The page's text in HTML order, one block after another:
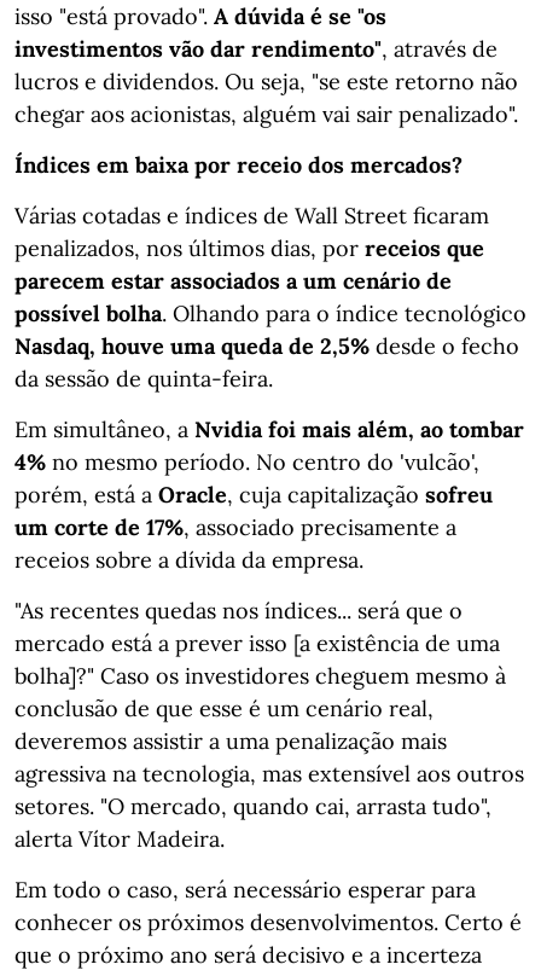
isso "está provado". A dúvida é se "os
investimentos vão dar rendimento", através de
lucros e dividendos. Ou seja, "se este retorno não
chegar aos acionistas, alguém vai sair penalizado".
Índices em baixa por receio dos mercados?
Várias cotadas e índices de Wall Street ficaram
penalizados, nos últimos dias, por receios que
parecem estar associados a um cenário de
possível bolha. Olhando para o índice tecnológico
Nasdaq, houve uma queda de 2,5% desde o fecho
da sessão de quinta-feira.
Em simultâneo, a Nvidia foi mais além, ao tombar
4% no mesmo período. No centro do 'vulcão',
porém, está a Oracle, cuja capitalização sofreu
um corte de 17%, associado precisamente a
receios sobre a dívida da empresa.
"As recentes quedas nos índices... será que o
mercado está a prever isso [a existência de uma
bolha]?" Caso os investidores cheguem mesmo à
conclusão de que esse é um cenário real,
deveremos assistir a uma penalização mais
agressiva na tecnologia, mas extensível aos outros
setores. "O mercado, quando cai, arrasta tudo",
alerta Vítor Madeira.
Em todo o caso, será necessário esperar para
conhecer os próximos desenvolvimentos. Certo é
que o próximo ano será decisivo e a incerteza